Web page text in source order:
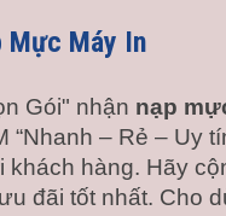
Mực Máy In
Gói" nhận nạp
“Nhanh – Rẻ – Uy
khách hàng. Hãy
đãi tốt nhất. Cho